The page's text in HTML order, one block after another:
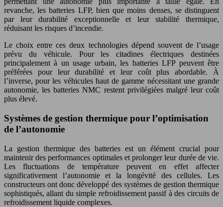
revanche, les batteries LFP, bien que moins denses, se distinguent
par leur durabilité exceptionnelle et leur stabilité thermique,
réduisant les risques d’incendie.
Le choix entre ces deux technologies dépend souvent de l’usage
prévu du véhicule. Pour les citadines électriques destinées
principalement à un usage urbain, les batteries LFP peuvent être
préférées pour leur durabilité et leur coût plus abordable. À
l’inverse, pour les véhicules haut de gamme nécessitant une grande
autonomie, les batteries NMC restent privilégiées malgré leur coût
plus élevé.
Systèmes de gestion thermique pour l’optimisation
de l’autonomie
La gestion thermique des batteries est un élément crucial pour
maintenir des performances optimales et prolonger leur durée de vie.
Les fluctuations de température peuvent en effet affecter
significativement l’autonomie et la longévité des cellules. Les
constructeurs ont donc développé des systèmes de gestion thermique
sophistiqués, allant du simple refroidissement passif à des circuits de
refroidissement liquide complexes.